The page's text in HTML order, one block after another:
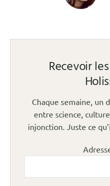
Recevoir
Chaque semaine, un
entre science,
injonction. Juste ce